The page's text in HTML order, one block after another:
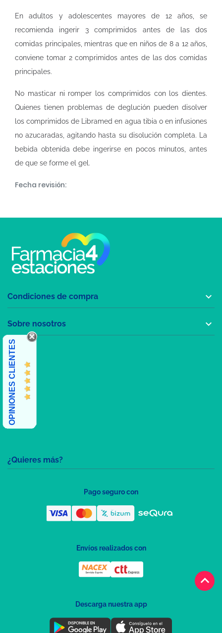
En adultos y adolescentes mayores de 12 años, se
recomienda ingerir 3 comprimidos antes de las dos
comidas principales, mientras que en niños de 8 a 12 años,
conviene tomar 2 comprimidos antes de las dos comidas
principales.
No masticar ni romper los comprimidos con los dientes.
Quienes tienen problemas de deglución pueden disolver
los comprimidos de Libramed en agua tibia o en infusiones
no azucaradas, agitando hasta su disolución completa. La
bebida obtenida debe ingerirse en pocos minutos, antes
de que se forme el gel.
Fecha revisión:
keyboard_arrow_up
¿Quieres más?
Condiciones de compra 
Sobre nosotros 
OPINIONES CLIENTES
Pago seguro con
Envíos realizados con
Descarga nuestra app